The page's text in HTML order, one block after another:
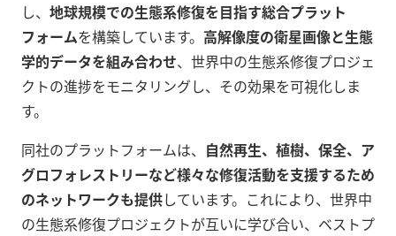
し、 地球規模での生態系修復を目指す総合プラット
フォームを構築しています。 高解像度の衛星画像と生態
学的データを組み合わせ、世界中の生態系修復プロジェ
クトの進捗をモニタリングし、その効果を可視化しま
す。
同社のプラットフォームは、 自然再生、植樹、保全、ア
グロフォレストリーなど様々な修復活動を支援するため
のネットワークも提供しています。これにより、世界中
の生態系修復プロジェクトが互いに学び合い、ベストプ